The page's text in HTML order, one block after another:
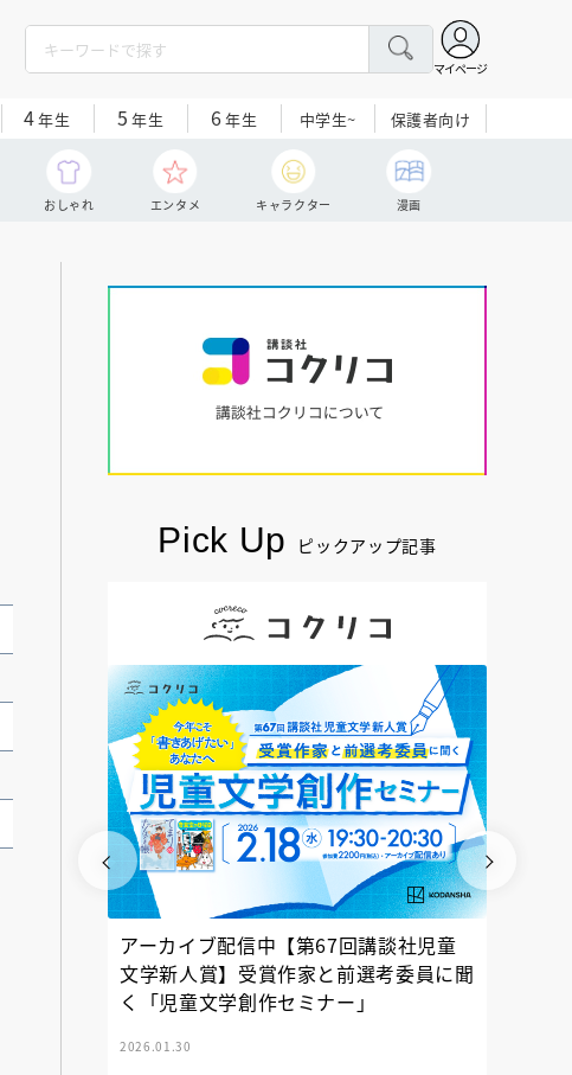
マイページ
4年生 5 年生 6年生 中学生~ 保護者向け
おしゃれ エンタメ キャラクター 漫画
Pick Up ピックアップ記事
アーカイブ配信中【第67回講談社児童
文学新人賞】受賞作家と前選考委員に聞
く「児童文学創作セミナー」
2026.01.30